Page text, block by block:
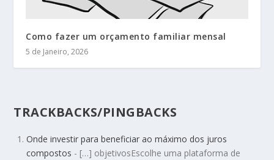
Como fazer um orçamento familiar mensal
5 de Janeiro, 2026
TRACKBACKS/PINGBACKS
Onde investir para beneficiar ao máximo dos juros
compostos - […] objetivosEscolhe uma plataforma de